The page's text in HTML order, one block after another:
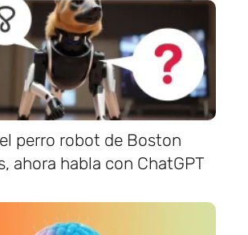
perro robot de Boston
ahora habla con ChatGPT